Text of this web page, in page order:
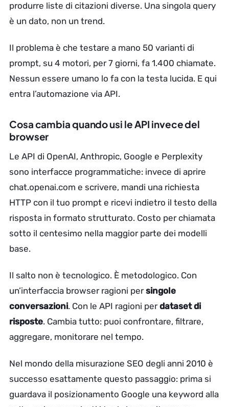
produrre liste di citazioni diverse. Una singola query
è un dato, non un trend.
Il problema è che testare a mano 50 varianti di
prompt, su 4 motori, per 7 giorni, fa 1.400 chiamate.
Nessun essere umano lo fa con la testa lucida. E qui
entra l’automazione via API.
Cosa cambia quando usi le API invece del
browser
Le API di OpenAI, Anthropic, Google e Perplexity
sono interfacce programmatiche: invece di aprire
chat.openai.com e scrivere, mandi una richiesta
HTTP con il tuo prompt e ricevi indietro il testo della
risposta in formato strutturato. Costo per chiamata
sotto il centesimo nella maggior parte dei modelli
base.
Il salto non è tecnologico. È metodologico. Con
un’interfaccia browser ragioni persingole
conversazioni. Con le API ragioni perdataset di
risposte. Cambia tutto: puoi confrontare, filtrare,
aggregare, monitorare nel tempo.
Nel mondo della misurazione SEO degli anni 2010 è
successo esattamente questo passaggio: prima si
guardava il posizionamento Google una keyword alla